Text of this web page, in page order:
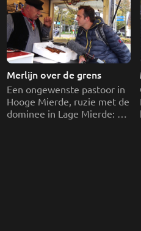
Merlijn over de grens
Een ongewenste pastoor in
Hooge Mierde, ruzie met de
dominee in Lage Mierde: